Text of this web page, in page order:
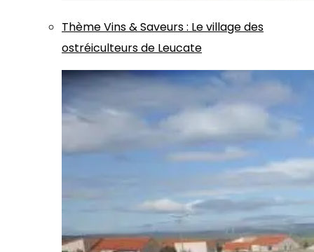
ThèmeVins & Saveurs: Le village des
ostréiculteurs de Leucate